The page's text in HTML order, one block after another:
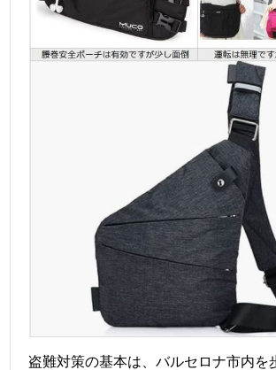
盗難対策の基本は、バルセロナ市内を